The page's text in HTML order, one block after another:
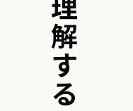
理
解
す
る